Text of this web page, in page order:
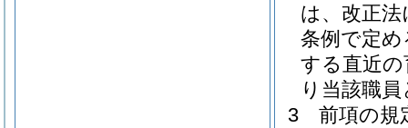
は、改正
条例で定め
する直近
り当該職
3
前項の規